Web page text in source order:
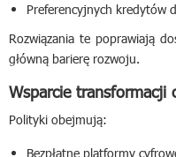
Preferencyjnych kredytów
Rozwiązania te poprawiają
główną barierę rozwoju.
Wsparcie
Polityki obejmują:
Bezpłatne platformy